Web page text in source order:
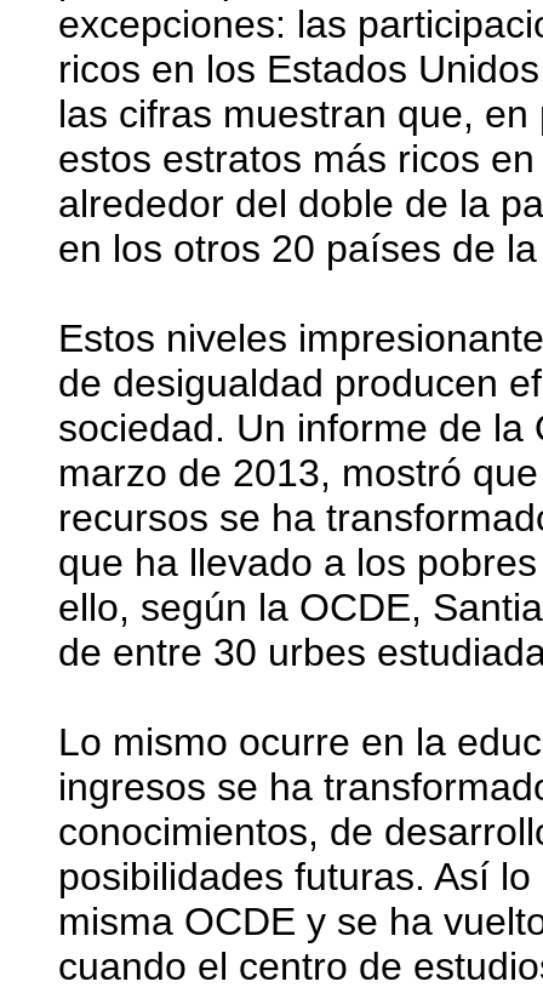
excepciones: las
ricos en los Estados
las cifras muestran que,
estos estratos más ricos
alrededor del doble de la
en los otros 20 países de
Estos niveles
de desigualdad producen
sociedad. Un informe de la
marzo de 2013, mostró
recursos se ha
que ha llevado a los
ello, según la OCDE,
de entre 30 urbes
Lo mismo ocurre en la
ingresos se ha
conocimientos, de
posibilidades futuras. Así
misma OCDE y se ha
cuando el centro de